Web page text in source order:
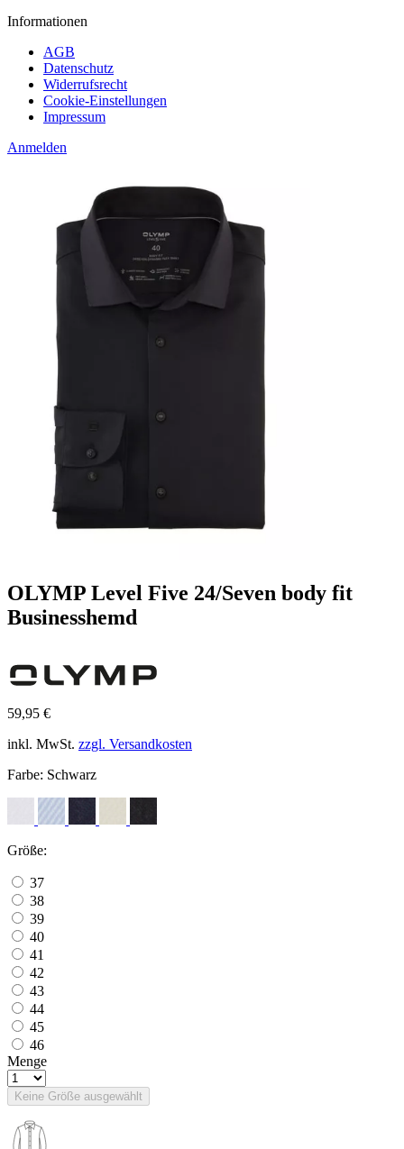
Informationen
AGB
Datenschutz
Widerrufsrecht
Cookie-Einstellungen
Impressum
Anmelden
OLYMP Level Five 24/Seven body fit
Businesshemd
59,95 €
inkl. MwSt. zzgl. Versandkosten
Farbe: Schwarz
Größe:
37
38
39
40
41
42
43
44
45
46
Menge
Keine Größe ausgewählt